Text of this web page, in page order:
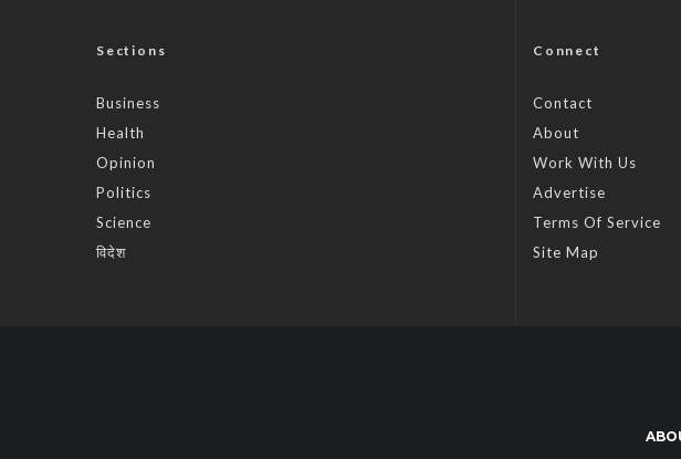
Sections
Business
Health
Opinion
Politics
Science
विदेश
Connect
Contact
About
Work With Us
Advertise
Terms Of Service
Site Map